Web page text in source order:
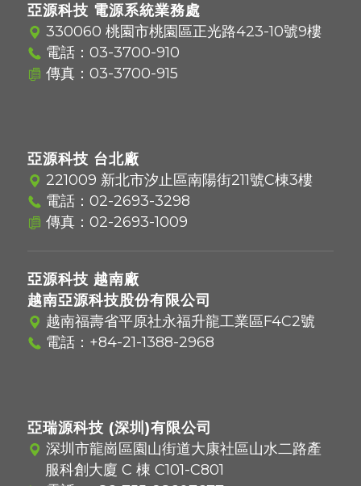
亞源科技 電源系統業務處
330060 桃園市桃園區正光路423-10號9樓
電話： 03-3700-910
傳真：03-3700-915
亞源科技 台北廠
221009 新北市汐止區南陽街211號C棟3樓
電話： 02-2693-3298
傳真：02-2693-1009
亞源科技 越南廠
越南亞源科技股份有限公司
越南福壽省平原社永福升龍工業區F4C2號
電話： +84-21-1388-2968
亞瑞源科技 (深圳)有限公司
深圳市龍崗區園山街道大康社區山水二路產
服科創大廈 C 棟 C101-C801